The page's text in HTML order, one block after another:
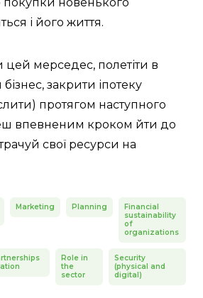
і його життя.
мерседес, полетіти в
закрити іпотеку
протягом наступного
впевненим кроком йти до
свої ресурси на
Marketing Planning
Financial
sustainability
of
organizations
Role in
the
sector
Security
(physical and
digital)